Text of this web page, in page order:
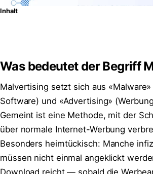
Inhalt
Was bedeutet der Begriff
Malvertising setzt sich aus
Software) und «Advertising»
Gemeint ist eine Methode, mit der
über normale Internet-Werbung
Besonders heimtückisch: Manche
müssen nicht einmal angeklickt